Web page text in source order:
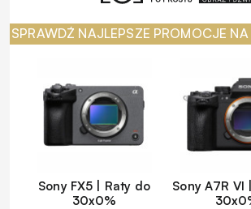
SPRAWDŹ NAJLEPSZE PROMOCJE
Sony FX5 | Raty do
30x0%
Sony A7R VI